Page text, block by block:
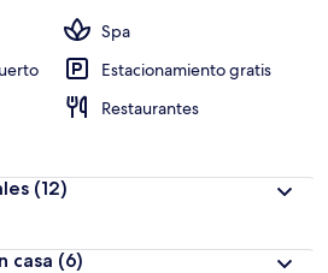
Spa
Estacionamiento gratis
Restaurantes
(12)
casa (6)